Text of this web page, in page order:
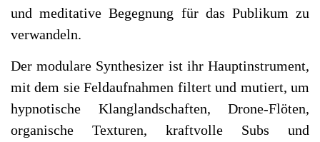
und meditative Begegnung für das Publikum zu
verwandeln.
Der modulare Synthesizer ist ihr Hauptinstrument,
mit dem sie Feldaufnahmen filtert und mutiert, um
hypnotische Klanglandschaften, Drone-Flöten,
organische Texturen, kraftvolle Subs und